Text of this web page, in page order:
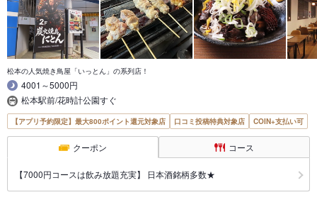
松本の人気焼き鳥屋「いっとん」の系列店！
4001～5000円
松本駅前/花時計公園すぐ
【アプリ予約限定】最大800ポイント還元対象店 口コミ投稿特典対象店 COIN+支払い可
クーポン コース
【7000円コースは飲み放題充実】 日本酒銘柄多数★